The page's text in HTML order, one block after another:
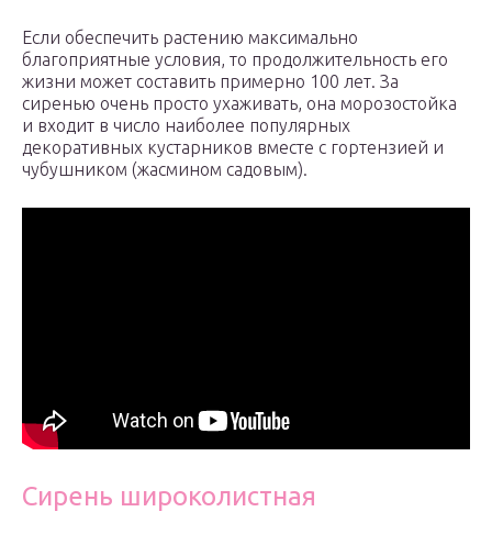
Если обеспечить растению максимально
благоприятные условия, то продолжительность его
жизни может составить примерно 100 лет. За
сиренью очень просто ухаживать, она морозостойка
и входит в число наиболее популярных
декоративных кустарников вместе с гортензией и
чубушником (жасмином садовым).
Сирень широколистная